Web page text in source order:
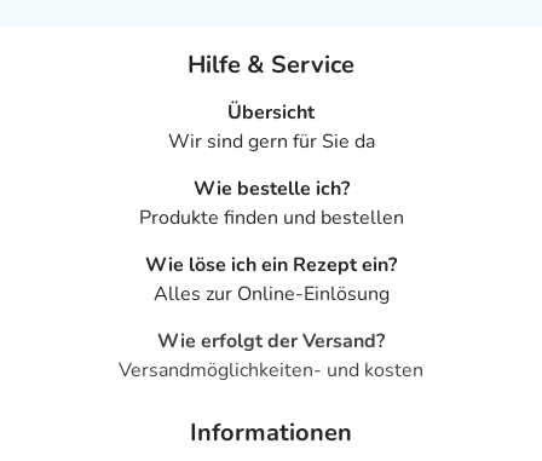
Hilfe & Service
Übersicht
Wir sind gern für Sie da
Wie bestelle ich?
Produkte finden und bestellen
Wie löse ich ein Rezept ein?
Alles zur Online-Einlösung
Wie erfolgt der Versand?
Versandmöglichkeiten- und kosten
Informationen